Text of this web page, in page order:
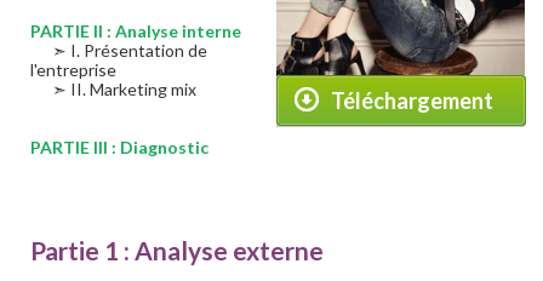
Téléchargement
PARTIE II : Analyse interne
➣ I. Présentation de
l'entreprise
➣ II. Marketing mix
PARTIE III : Diagnostic
Partie 1 : Analyse externe